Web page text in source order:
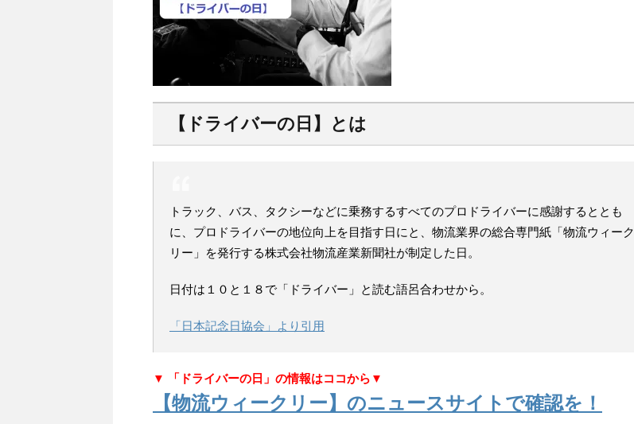
【ドライバーの日】とは
トラック、バス、タクシーなどに乗務するすべてのプロドライバーに感謝するととも
に、プロドライバーの地位向上を目指す日にと、物流業界の総合専門紙「物流ウィーク
リー」を発行する株式会社物流産業新聞社が制定した日。
日付は１０と１８で「ドライバー」と読む語呂合わせから。
「日本記念日協会」より引用
▼ 「ドライバーの日」の情報はココから▼
【物流ウィークリー】のニュースサイトで確認を！